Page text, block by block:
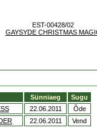
EST-00428/02
GAYSYDE CHRISTMAS
Sünniaeg
Sugu
22.06.2011
Õde
22.06.2011 Vend